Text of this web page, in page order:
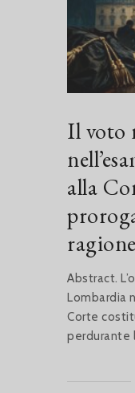
Il voto
alla
ragione
Abstract.
Lombardia
Corte
perdurante